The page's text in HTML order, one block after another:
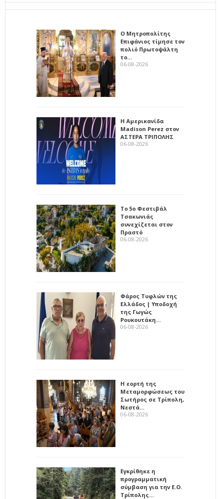
Ο Μητροπολίτης
Επιφάνιος τίμησε τον
πολιό Πρωτοψάλτη
το…
06-08-2026
Η Αμερικανίδα
Madison Perez στον
ΑΣΤΕΡΑ ΤΡΙΠΟΛΗΣ
06-08-2026
Το 5ο Φεστιβάλ
Τσακωνιάς
συνεχίζεται στον
Πραστό
06-08-2026
Φάρος Τυφλών της
Ελλάδος | Υποδοχή
της Γωγώς
Ρουκουτάκη…
06-08-2026
Η εορτή της
Μεταμορφώσεως του
Σωτήρος σε Τρίπολη,
Νεστά…
06-08-2026
Εγκρίθηκε η
προγραμματική
σύμβαση για την Ε.Ο.
Τρίπολης…